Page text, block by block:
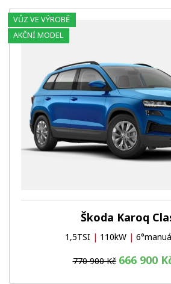
Škoda Karoq
1,5TSI | 110kW |
770 900 Kč 666 900
VŮZ VE VÝROBĚ
AKČNÍ MODEL